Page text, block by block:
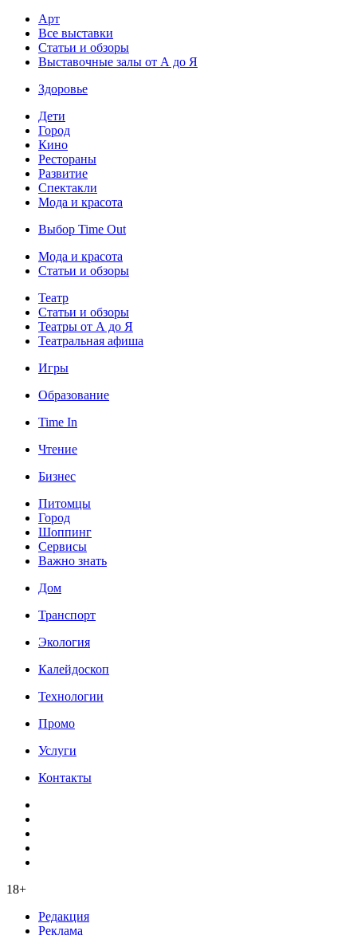
Арт
Все выставки
Статьи и обзоры
Выставочные залы от А до Я
Здоровье
Дети
Город
Кино
Рестораны
Развитие
Спектакли
Мода и красота
Выбор Time Out
Мода и красота
Статьи и обзоры
Театр
Статьи и обзоры
Театры от А до Я
Театральная афиша
Игры
Образование
Time In
Чтение
Бизнес
Питомцы
Город
Шоппинг
Сервисы
Важно знать
Дом
Транспорт
Экология
Калейдоскоп
Технологии
Промо
Услуги
Контакты
18+
Редакция
Реклама